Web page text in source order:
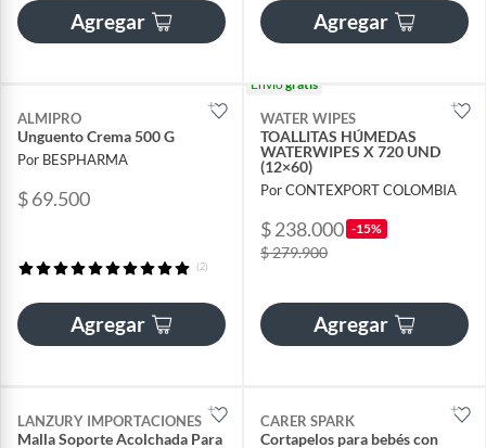
Agregar Agregar
ALMIPRO
Unguento Crema 500 G
Por BESPHARMA
$ 69.500
(2)
Agregar
Envíogratis
WATER WIPES
TOALLITAS HÚMEDAS
WATERWIPES X 720 UND
(12×60)
Por CONTEXPORT COLOMBIA
$ 238.000 -15%
$ 279.900
Agregar
LANZURY IMPORTACIONES
Malla Soporte Acolchada Para
CARER SPARK
Cortapelos para bebés con